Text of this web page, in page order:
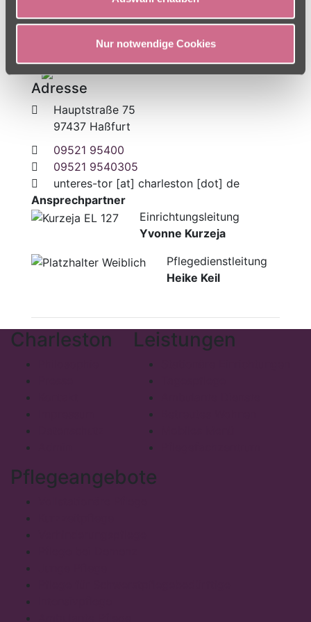
Nur notwendige Cookies
Adresse
Hauptstraße 75
97437 Haßfurt
09521 95400
09521 9540305
unteres-tor [at]charleston [dot] de
Ansprechpartner
Einrichtungsleitung
Yvonne Kurzeja
Pflegedienstleitung
Heike Keil
Charleston Leistungen
Pflegeangebote